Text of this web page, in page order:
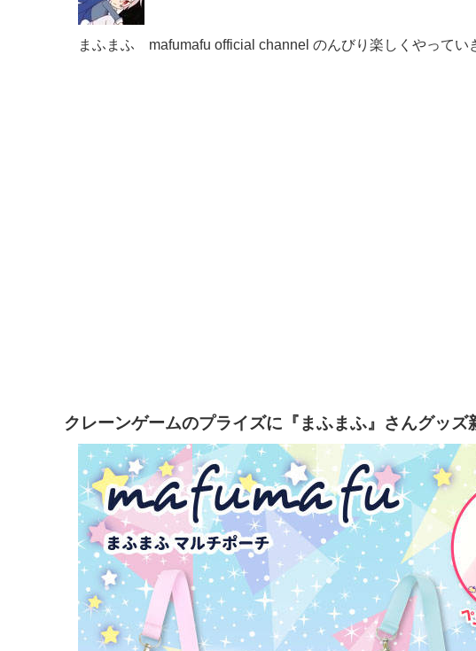
まふまふ mafumafu official channel のんびり楽しくやってい
クレーンゲームのプライズに『まふまふ』さんグッズ